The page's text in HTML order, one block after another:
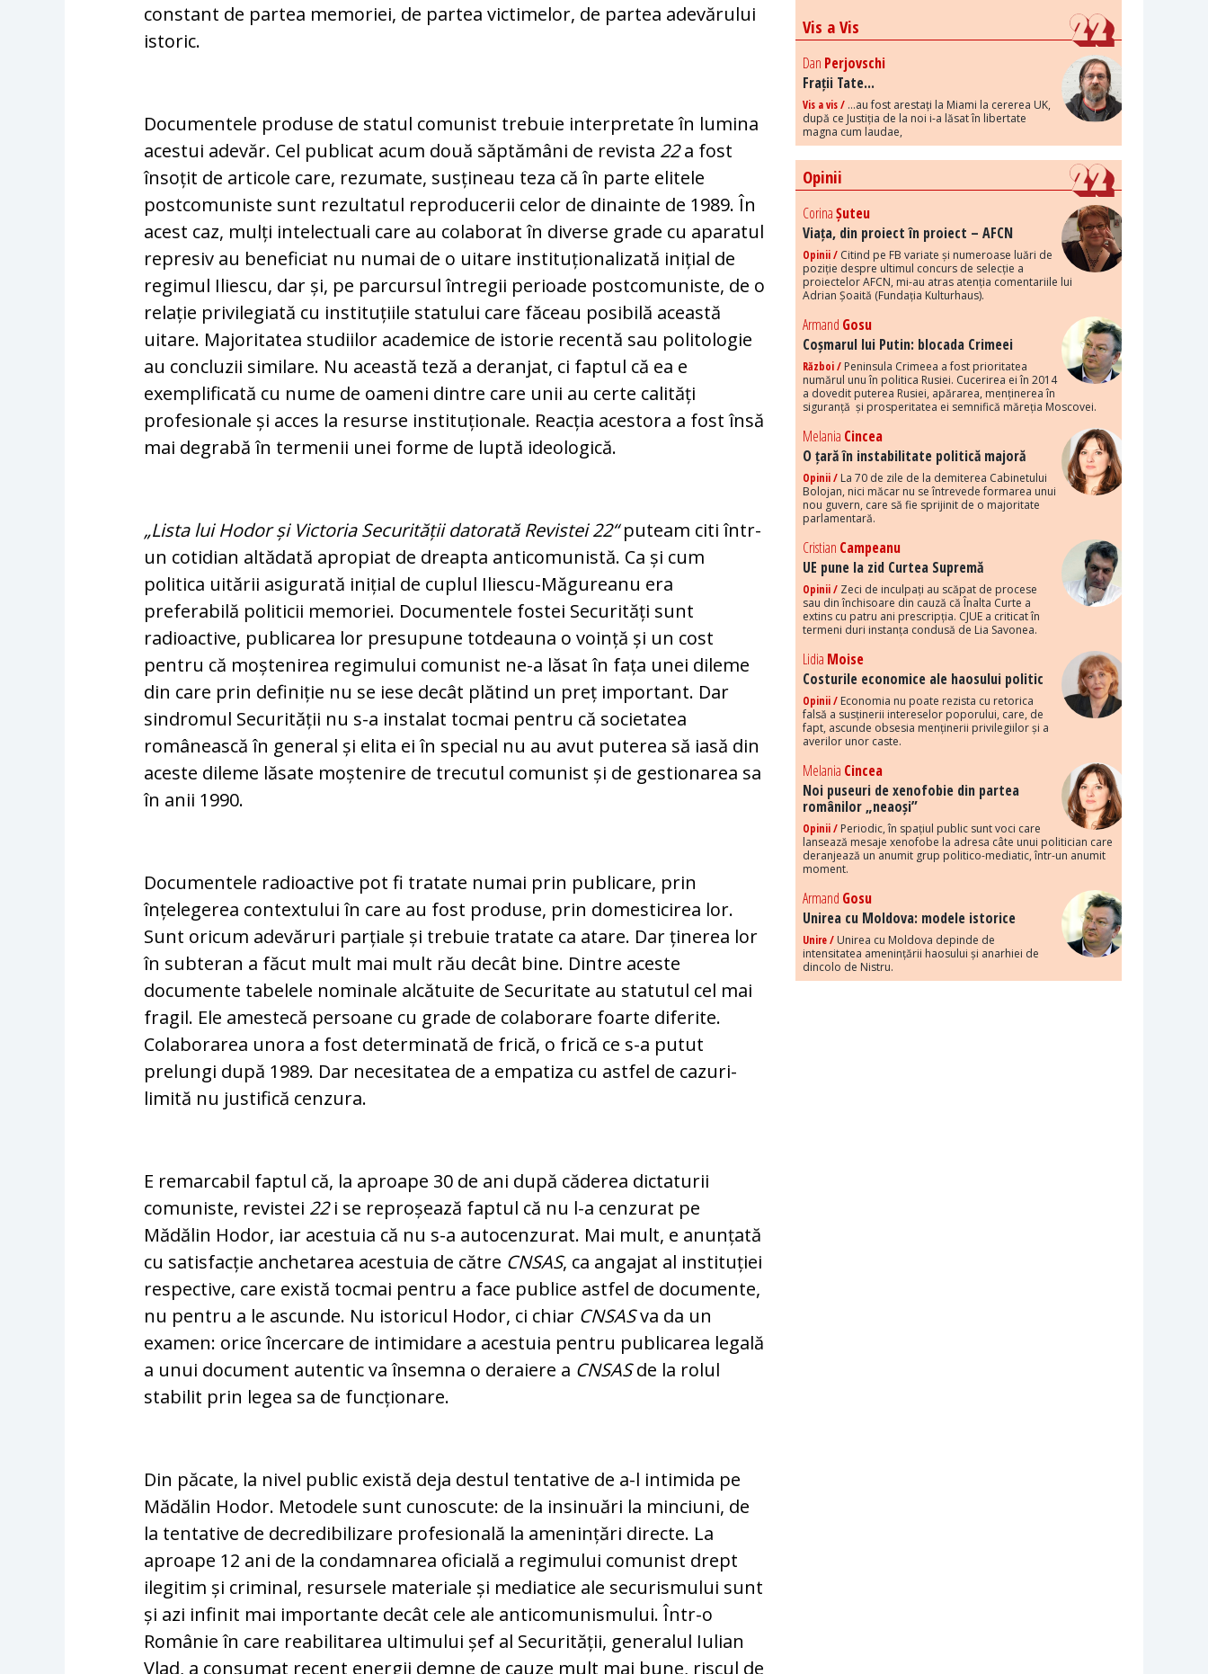
constant de partea memoriei, de partea victimelor, de partea adevărului
istoric.
Documentele produse de statul comunist trebuie interpretate în lumina
acestui adevăr. Cel publicat acum două săptămâni de revista 22a fost
însoțit de articole care, rezumate, susțineau teza că în parte elitele
postcomuniste sunt rezultatul reproducerii celor de dinainte de 1989. În
acest caz, mulți intelectuali care au colaborat în diverse grade cu aparatul
represiv au beneficiat nu numai de o uitare instituționalizată inițial de
regimul Iliescu, dar și, pe parcursul întregii perioade postcomuniste, de o
relație privilegiată cu instituțiile statului care făceau posibilă această
uitare. Majoritatea studiilor academice de istorie recentă sau politologie
au concluzii similare. Nu această teză a deranjat, ci faptul că ea e
exemplificată cu nume de oameni dintre care unii au certe calități
profesionale și acces la resurse instituționale. Reacția acestora a fost însă
mai degrabă în termenii unei forme de luptă ideologică.
„Lista lui Hodor și Victoria Securității datorată Revistei 22“puteam citi într-
un cotidian altădată apropiat de dreapta anticomunistă. Ca și cum
politica uitării asigurată inițial de cuplul Iliescu-Măgureanu era
preferabilă politicii memoriei. Documentele fostei Securități sunt
radioactive, publicarea lor presupune totdeauna o voință și un cost
pentru că moștenirea regimului comunist ne-a lăsat în fața unei dileme
din care prin definiție nu se iese decât plătind un preț important. Dar
sindromul Securității nu s-a instalat tocmai pentru că societatea
românească în general și elita ei în special nu au avut puterea să iasă din
aceste dileme lăsate moștenire de trecutul comunist și de gestionarea sa
în anii 1990.
Documentele radioactive pot fi tratate numai prin publicare, prin
înțelegerea contextului în care au fost produse, prin domesticirea lor.
Sunt oricum adevăruri parțiale și trebuie tratate ca atare. Dar ținerea lor
în subteran a făcut mult mai mult rău decât bine. Dintre aceste
documente tabelele nominale alcătuite de Securitate au statutul cel mai
fragil. Ele amestecă persoane cu grade de colaborare foarte diferite.
Colaborarea unora a fost determinată de frică, o frică ce s-a putut
prelungi după 1989. Dar necesitatea de a empatiza cu astfel de cazuri-
limită nu justifică cenzura.
E remarcabil faptul că, la aproape 30 de ani după căderea dictaturii
comuniste, revistei 22i se reproșează faptul că nu l-a cenzurat pe
Mădălin Hodor, iar acestuia că nu s-a autocenzurat. Mai mult, e anunțată
cu satisfacție anchetarea acestuia de către CNSAS, ca angajat al instituției
respective, care există tocmai pentru a face publice astfel de documente,
nu pentru a le ascunde. Nu istoricul Hodor, ci chiar CNSASva da un
examen: orice încercare de intimidare a acestuia pentru publicarea legală
a unui document autentic va însemna o deraiere a CNSASde la rolul
stabilit prin legea sa de funcționare.
Din păcate, la nivel public există deja destul tentative de a-l intimida pe
Mădălin Hodor. Metodele sunt cunoscute: de la insinuări la minciuni, de
la tentative de decredibilizare profesională la amenințări directe. La
aproape 12 ani de la condamnarea oficială a regimului comunist drept
ilegitim și criminal, resursele materiale și mediatice ale securismului sunt
și azi infinit mai importante decât cele ale anticomunismului. Într-o
Românie în care reabilitarea ultimului șef al Securității, generalul Iulian
Vlad, a consumat recent energii demne de cauze mult mai bune, riscul de
Vis a Vis
Dan Perjovschi
Frații Tate...
Vis a vis / ...au fost arestați la Miami la cererea UK,
după ce Justiția de la noi i-a lăsat în libertate
magna cum laudae,
Opinii
CorinaȘuteu
Viața, din proiect în proiect – AFCN
Opinii / Citind pe FB variate și numeroase luări de
poziție despre ultimul concurs de selecție a
proiectelor AFCN, mi-au atras atenția comentariile lui
Adrian Șoaită (Fundația Kulturhaus).
Armand Gosu
Coșmarul lui Putin: blocada Crimeei
Război / Peninsula Crimeea a fost prioritatea
numărul unu în politica Rusiei. Cucerirea ei în 2014
a dovedit puterea Rusiei, apărarea, menținerea în
siguranță și prosperitatea ei semnifică măreția Moscovei.
Melania Cincea
O țară în instabilitate politică majoră
Opinii / La 70 de zile de la demiterea Cabinetului
Bolojan, nici măcar nu se întrevede formarea unui
nou guvern, care să fie sprijinit de o majoritate
parlamentară.
Cristian Campeanu
UE pune la zid Curtea Supremă
Opinii / Zeci de inculpați au scăpat de procese
sau din închisoare din cauză că Înalta Curte a
extins cu patru ani prescripția. CJUE a criticat în
termeni duri instanța condusă de Lia Savonea.
Lidia Moise
Costurile economice ale haosului politic
Opinii / Economia nu poate rezista cu retorica
falsă a susținerii intereselor poporului, care, de
fapt, ascunde obsesia menținerii privilegiilor și a
averilor unor caste.
Melania Cincea
Noi puseuri de xenofobie din partea
românilor „neaoși”
Opinii / Periodic, în spațiul public sunt voci care
lansează mesaje xenofobe la adresa câte unui politician care
deranjează un anumit grup politico-mediatic, într-un anumit
moment.
Armand Gosu
Unirea cu Moldova: modele istorice
Unire / Unirea cu Moldova depinde de
intensitatea amenințării haosului și anarhiei de
dincolo de Nistru.